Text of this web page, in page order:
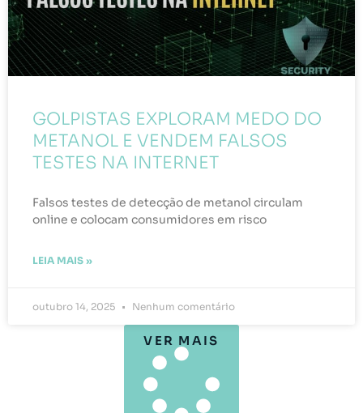
GOLPISTAS EXPLORAM MEDO DO
METANOL E VENDEM FALSOS
TESTES NA INTERNET
Falsos testes de detecção de metanol circulam
online e colocam consumidores em risco
LEIA MAIS »
outubro 14, 2025 Nenhum comentário
VER MAIS